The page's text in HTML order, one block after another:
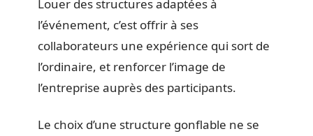
Louer des structures adaptées à
l’événement, c’est offrir à ses
collaborateurs une expérience qui sort de
l’ordinaire, et renforcer l’image de
l’entreprise auprès des participants.
Le choix d’une structure gonflable ne se